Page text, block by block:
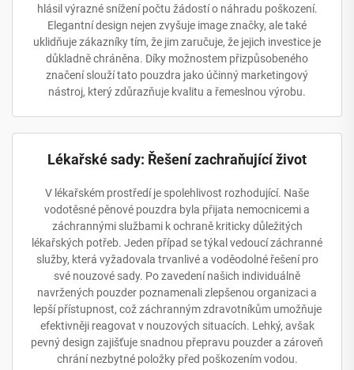
hlásil výrazné snížení počtu žádostí o náhradu poškození.
Elegantní design nejen zvyšuje image značky, ale také
uklidňuje zákazníky tím, že jim zaručuje, že jejich investice je
důkladně chráněna. Díky možnostem přizpůsobeného
značení slouží tato pouzdra jako účinný marketingový
nástroj, který zdůrazňuje kvalitu a řemeslnou výrobu.
Lékařské sady: Řešení zachraňující život
V lékařském prostředí je spolehlivost rozhodující. Naše
vodotěsné pěnové pouzdra byla přijata nemocnicemi a
záchrannými službami k ochraně kriticky důležitých
lékařských potřeb. Jeden případ se týkal vedoucí záchranné
služby, která vyžadovala trvanlivé a voděodolné řešení pro
své nouzové sady. Po zavedení našich individuálně
navržených pouzder poznamenali zlepšenou organizaci a
lepší přístupnost, což záchranným zdravotníkům umožňuje
efektivněji reagovat v nouzových situacích. Lehký, avšak
pevný design zajišťuje snadnou přepravu pouzder a zároveň
chrání nezbytné položky před poškozením vodou.